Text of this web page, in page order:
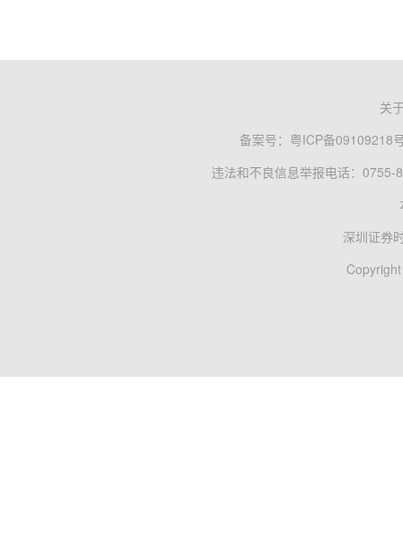
关
备案号： 粤ICP备09109218
违法和不良信息举报电话：0755-
深圳证券